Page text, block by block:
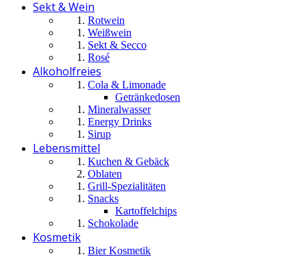
Sekt & Wein
Rotwein
Weißwein
Sekt & Secco
Rosé
Alkoholfreies
Cola & Limonade
Getränkedosen
Mineralwasser
Energy Drinks
Sirup
Lebensmittel
Kuchen & Gebäck
Oblaten
Grill-Spezialitäten
Snacks
Kartoffelchips
Schokolade
Kosmetik
Bier Kosmetik